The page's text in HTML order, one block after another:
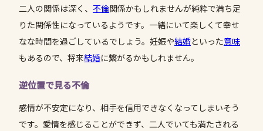
二人の関係は深く、 不倫関係かもしれませんが純粋で満ち足
りた関係性になっているようです。一緒にいて楽しくて幸せ
なな時間を過ごしているでしょう。妊娠や結婚といった意味
もあるので、将来結婚に繋がるかもしれません。
逆位置で見る不倫
感情が不安定になり、相手を信用できなくなってしまいそう
です。愛情を感じることができず、二人でいても満たされる